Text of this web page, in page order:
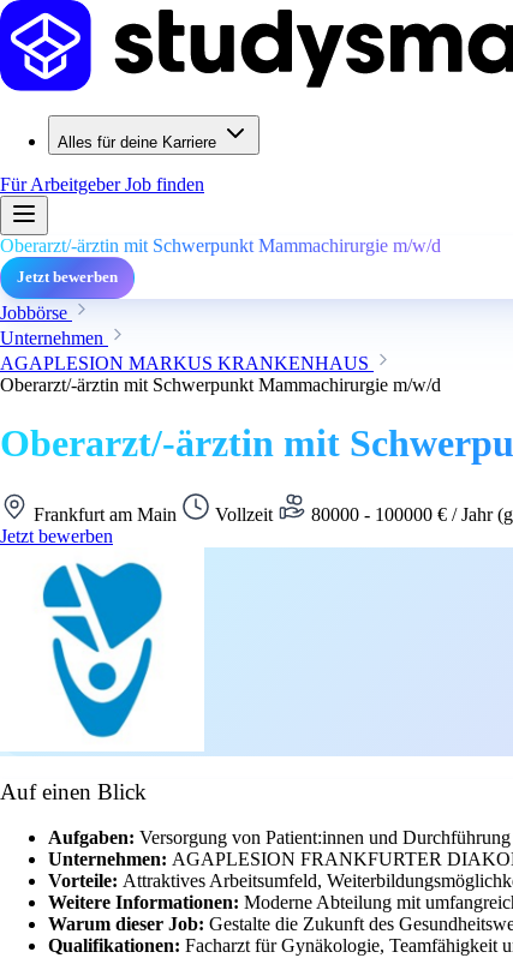
Alles für deine Karriere
Für ArbeitgeberJob finden
Oberarzt/-ärztin mit Schwerpunkt Mammachirurgie m/w/d
Jetzt bewerben
Jobbörse
Unternehmen
AGAPLESION MARKUS KRANKENHAUS
Oberarzt/-ärztin mit Schwerpunkt Mammachirurgie m/w/d
Oberarzt/-ärztin mit
Frankfurt am Main Vollzeit 80000 - 100000 € / Jahr
Jetzt bewerben
Auf einen Blick
Aufgaben: Versorgung von Patient:innen und
Unternehmen: AGAPLESION FRANKFURTER
Vorteile: Attraktives Arbeitsumfeld,
Weitere Informationen: Moderne Abteilung mit
Warum dieser Job: Gestalte die Zukunft des
Qualifikationen: Facharzt für Gynäkologie, Teamfähigkeit